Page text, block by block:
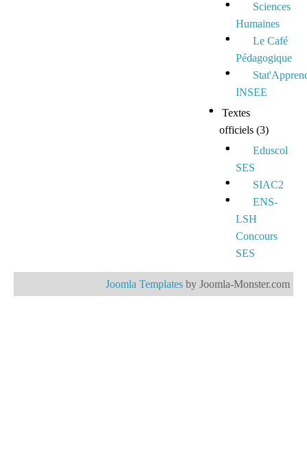
Sciences
Humaines
Le Café
Pédagogique
INSEE
Textes
officiels (3)
Eduscol
SES
SIAC2
ENS-
LSH
Concours
SES
Joomla Templates by Joomla-Monster.com